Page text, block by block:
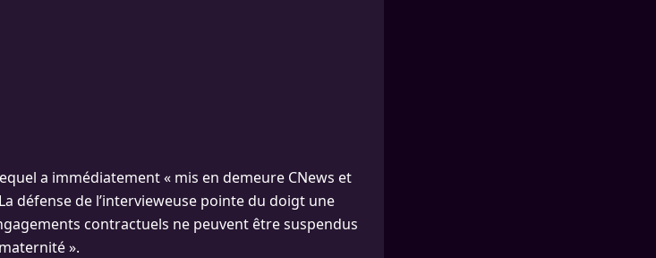
a immédiatement « mis en demeure CNews et
défense de l’intervieweuse pointe du doigt une
contractuels ne peuvent être suspendus
».